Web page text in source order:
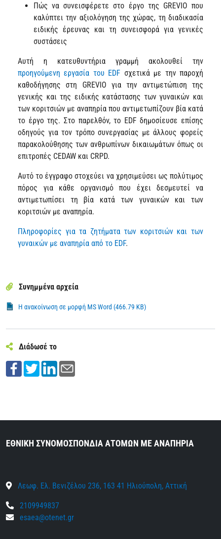
Πώς να συνεισφέρετε στο έργο της GREVIO που
καλύπτει την αξιολόγηση της χώρας, τη διαδικασία
ειδικής έρευνας και τη συνεισφορά για γενικές
συστάσεις
Αυτή η κατευθυντήρια γραμμή ακολουθεί την
προηγούμενη εργασία του EDF σχετικά με την παροχή
καθοδήγησης στη GREVIO για την αντιμετώπιση της
γενικής και της ειδικής κατάστασης των γυναικών και
των κοριτσιών με αναπηρία που αντιμετωπίζουν βία κατά
το έργο της. Στο παρελθόν, το EDF δημοσίευσε επίσης
οδηγούς για τον τρόπο συνεργασίας με άλλους φορείς
παρακολούθησης των ανθρωπίνων δικαιωμάτων όπως οι
επιτροπές CEDAW και CRPD.
Αυτό το έγγραφο στοχεύει να χρησιμεύσει ως πολύτιμος
πόρος για κάθε οργανισμό που έχει δεσμευτεί να
αντιμετωπίσει τη βία κατά των γυναικών και των
κοριτσιών με αναπηρία.
Πληροφορίες για τα ζητήματα των κοριτσιών και των
γυναικών με αναπηρία από το EDF.
Συνημμένα αρχεία
Η ανακοίνωση σε μορφή MS Word (466.79 KB)
Διάδωσέ το
ΕΘΝΙΚΗ ΣΥΝΟΜΟΣΠΟΝΔΙΑ ΑΤΟΜΩΝ ΜΕ ΑΝΑΠΗΡΙΑ
Λεωφ. Ελ. Βενιζέλου 236, 163 41 Ηλιούπολη, Αττική
2109949837
esaea@otenet.gr